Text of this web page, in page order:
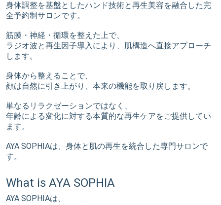
身体調整を基盤としたハンド技術と再生美容を融合した完
全予約制サロンです。
筋膜・神経・循環を整えた上で、
ラジオ波と再生因子導入により、肌構造へ直接アプローチ
します。
身体から整えることで、
顔は自然に引き上がり、本来の機能を取り戻します。
単なるリラクゼーションではなく、
年齢による変化に対する本質的な再生ケアをご提供してい
ます。
AYA SOPHIAは、身体と肌の再生を統合した専門サロンで
す。
What is AYA SOPHIA
AYA SOPHIAは、